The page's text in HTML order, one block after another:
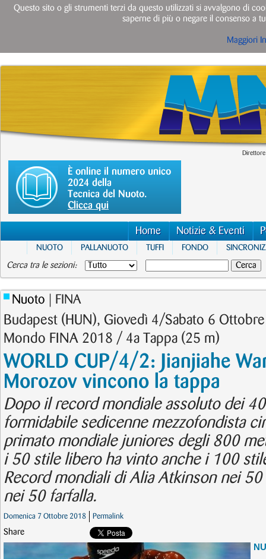
È online il numero unico
2024 della
Tecnica del Nuoto.
Clicca qui
Home Notizie & Eventi
NUOTO PALLANUOTO TUFFI FONDO
Cerca tra le sezioni:
Nuoto | FINA
Budapest (HUN), Giovedì 4/Sabato 6
Mondo FINA 2018 / 4a Tappa (25 m)
WORLD CUP/4/2: Jianjiahe
Morozov vincono la tappa
Dopo il record mondiale assoluto dei
formidabile sedicenne mezzofondista
primato mondiale juniores degli 800
i 50 stile libero ha vinto anche i 100
Record mondiali di Alia Atkinson nei
nei 50 farfalla.
Domenica 7 Ottobre 2018 Permalink
Share
Questo sito o gli strumenti terzi da questo utilizzati si avvalgono di
saperne di più o negare il consenso a
Maggiori